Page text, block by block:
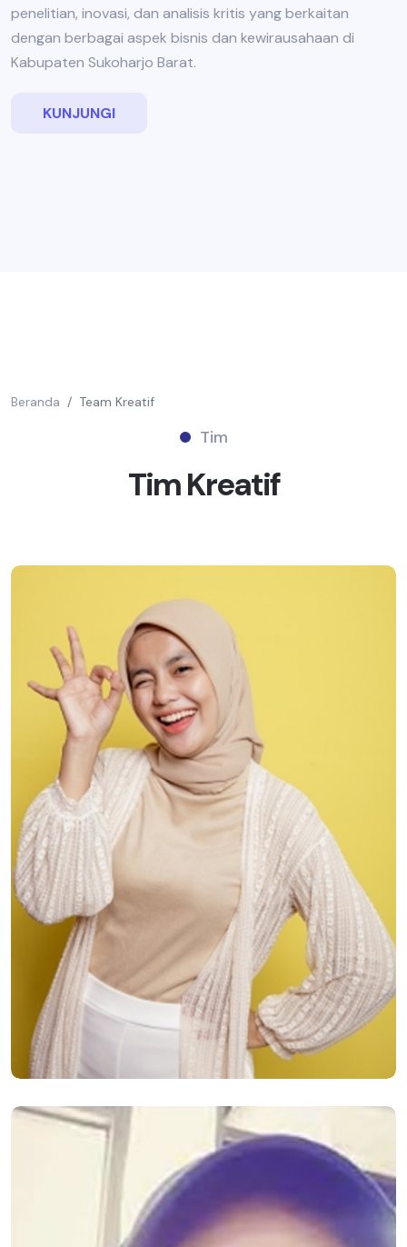
penelitian, inovasi, dan analisis kritis yang berkaitan
dengan berbagai aspek bisnis dan kewirausahaan di
Kabupaten Sukoharjo Barat.
KUNJUNGI
Beranda Team Kreatif
Tim
TimKreatif